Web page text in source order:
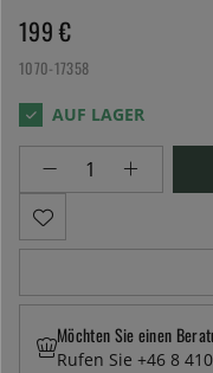
199 €
1070-17358
Möchten Sie einen
Rufen Sie +46 8